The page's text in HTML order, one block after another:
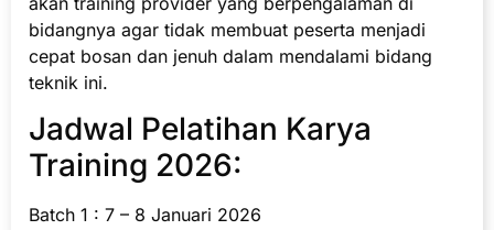
bidangnya agar tidak membuat peserta menjadi
cepat bosan dan jenuh dalam mendalami bidang
teknik ini.
Jadwal Pelatihan Karya
Training 2026:
Batch 1 : 7 – 8 Januari 2026